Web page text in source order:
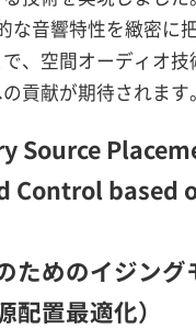
な音響特性を緻密に
、空間オーディオ技
貢献が期待されます。
Source
Control based
ためのイジン
配置最適化）